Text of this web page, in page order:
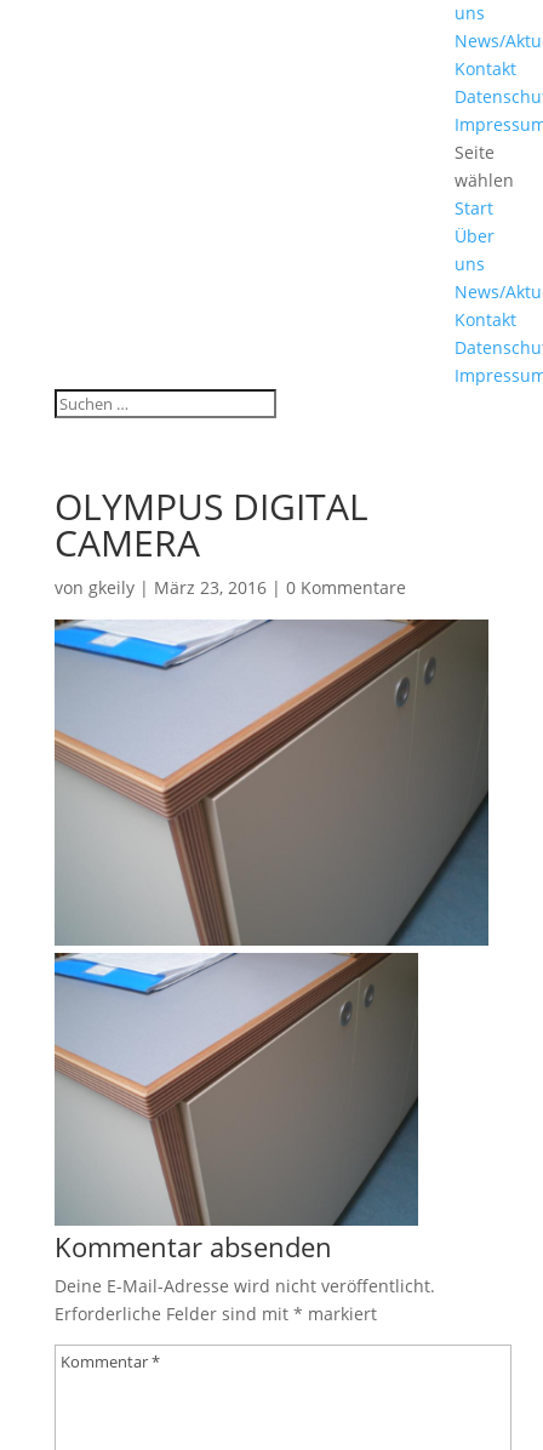
uns
News/
Kontakt
Seite
wählen
Start
Über
uns
News/
Kontakt
OLYMPUS DIGITAL
CAMERA
von gkeily| März 23, 2016| 0 Kommentare
Kommentar absenden
Deine E-Mail-Adresse wird nicht veröffentlicht.
Erforderliche Felder sind mit * markiert